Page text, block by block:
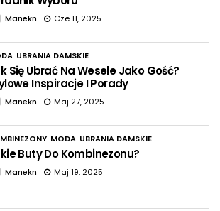
Manekn Cze 11, 2025
UBRANIA DAMSKIE
Się Ubrać Na Wesele Jako Gość?
Inspiracje I Porady
Manekn Maj 27, 2025
MODA UBRANIA DAMSKIE
Buty Do Kombinezonu?
Manekn Maj 19, 2025